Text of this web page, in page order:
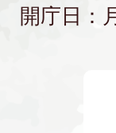
開庁日：